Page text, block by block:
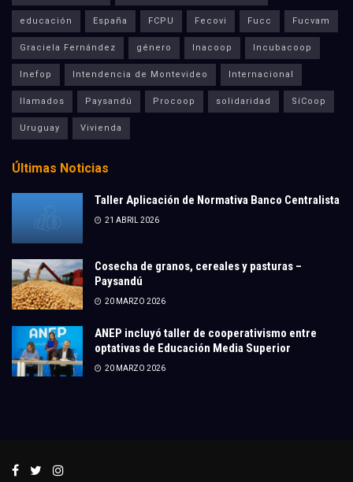
educación España FCPU Fecovi Fucc Fucvam
Graciela Fernández género Inacoop Incubacoop
Inefop Intendencia de Montevideo Internacional
llamados Paysandú Procoop solidaridad SíCoop
Uruguay Vivienda
Últimas Noticias
Taller Aplicación de Normativa Banco Centralista
21 ABRIL 2026
Cosecha de granos, cereales y pasturas –
Paysandú
20 MARZO 2026
ANEP incluyó taller de cooperativismo entre
optativas de Educación Media Superior
20 MARZO 2026